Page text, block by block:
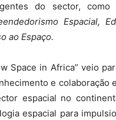
do sector, como
Espacial,
ao Espaço.
Space in Africa” veio
e colaboração
espacial no
espacial para